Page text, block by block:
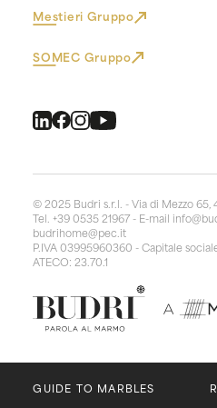
Mestieri Gruppo
SOMEC Gruppo
© 2025 Budri s.r.l. - Via di Mezzo 65,
Tel. +39 0535 21967 - E-mail
budrihome@pec.it
P.IVA 03995960360 - Capitale
ATECO: 23.70.1
GUIDE TO MARBLES